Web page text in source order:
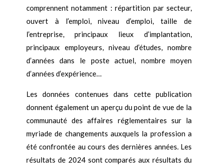
comprennent notamment : répartition par secteur,
ouvert à l’emploi, niveau d’emploi, taille de
l’entreprise, principaux lieux d’implantation,
principaux employeurs, niveau d’études, nombre
d’années dans le poste actuel, nombre moyen
d’années d’expérience…
Les données contenues dans cette publication
donnent également un aperçu du point de vue de la
communauté des affaires réglementaires sur la
myriade de changements auxquels la profession a
été confrontée au cours des dernières années. Les
résultats de 2024 sont comparés aux résultats du